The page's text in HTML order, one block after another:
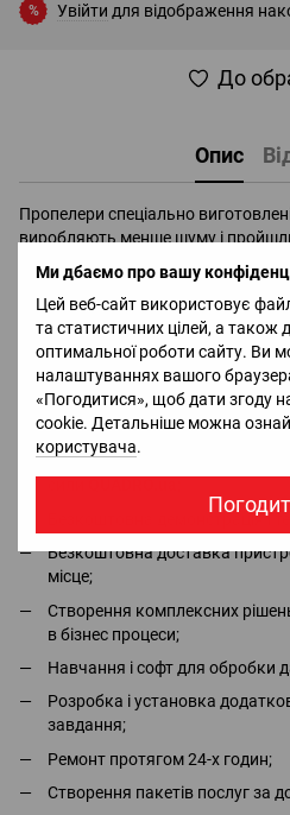
Ми дбаємо про вашу
Цей веб-сайт використовує
та статистичних цілей, а також
оптимальної роботи сайту. Ви
налаштуваннях вашого
«Погодитися», щоб дати згоду
cookie. Детальніше можна
користувача.
% Увійти для відображення
До
Опис
Пропелери спеціально
виробляють менше шуму і
балансування, щоб забезпечити
ефективність і потужну тягу
Доставка Оплата
Офіціальний імпортер та
DJI, Bluetti, Jackery - в
Безкоштовна консультація та
Безкоштовна демонстрація і
Безкоштовна доставка
місце;
Створення комплексних рішень
в бізнес процеси;
Навчання і софт для обробки
Розробка і установка
завдання;
Ремонт протягом 24-х годин;
Створення пакетів послуг за